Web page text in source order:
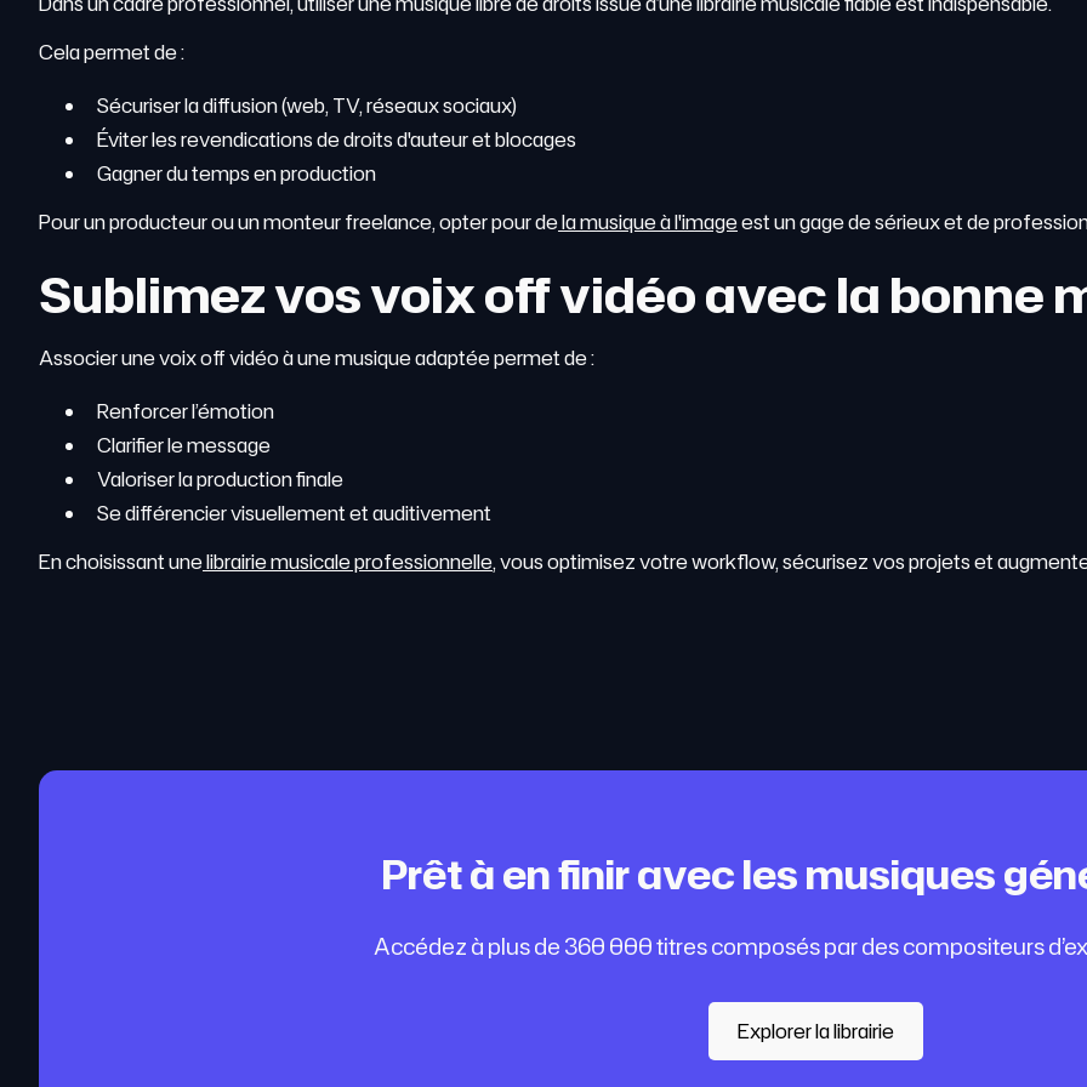
Cela permet de :
Sécuriser la diffusion (web, TV, réseaux sociaux)
Éviter les revendications de droits d'auteur et blocages
Gagner du temps en production
Pour un producteur ou un monteur freelance, opter pour dela musique à l'imageest un gage de sérieux et de
Sublimez vos voix off vidéo avec la bonne
Associer une voix off vidéo à une musique adaptée permet de :
Renforcer l’émotion
Clarifier le message
Valoriser la production finale
Se différencier visuellement et auditivement
En choisissant unelibrairie musicale professionnelle, vous optimisez votre workflow, sécurisez vos projets et
Prêt à en finir avec les musiques
Accédez à plus de 360 000 titres composés par des compositeurs
Explorer la librairie